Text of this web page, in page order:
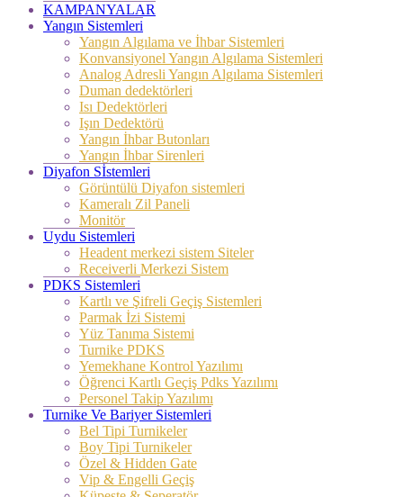
KAMPANYALAR
Yangın Sistemleri
Yangın Algılama ve İhbar Sistemleri
Konvansiyonel Yangın Algılama Sistemleri
Analog Adresli Yangın Algılama Sistemleri
Duman dedektörleri
Isı Dedektörleri
Işın Dedektörü
Yangın İhbar Butonları
Yangın İhbar Sirenleri
Diyafon Sİstemleri
Görüntülü Diyafon sistemleri
Kameralı Zil Paneli
Monitör
Uydu Sistemleri
Headent merkezi sistem Siteler
Receiverli Merkezi Sistem
PDKS Sistemleri
Kartlı ve Şifreli Geçiş Sistemleri
Parmak İzi Sistemi
Yüz Tanıma Sistemi
Turnike PDKS
Yemekhane Kontrol Yazılımı
Öğrenci Kartlı Geçiş Pdks Yazılımı
Personel Takip Yazılımı
Turnike Ve Bariyer Sistemleri
Bel Tipi Turnikeler
Boy Tipi Turnikeler
Özel & Hidden Gate
Vip & Engelli Geçiş